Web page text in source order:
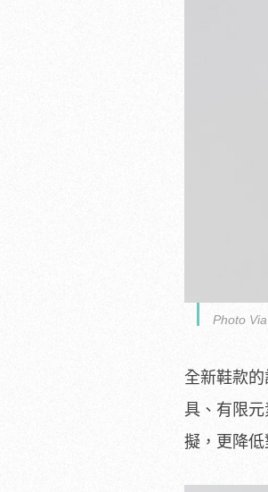
Photo Via
全新鞋款
具、有限
擬，更降